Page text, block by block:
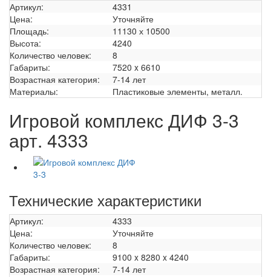
Артикул:
4331
Цена:
Уточняйте
Площадь:
11130 х 10500
Высота:
4240
Количество человек:
8
Габариты:
7520 x 6610
Возрастная категория:
7-14 лет
Материалы:
Пластиковые элементы, металл.
Игровой комплекс ДИФ 3-3
арт. 4333
Технические характеристики
Артикул:
4333
Цена:
Уточняйте
Количество человек:
8
Габариты:
9100 x 8280 x 4240
Возрастная категория:
7-14 лет